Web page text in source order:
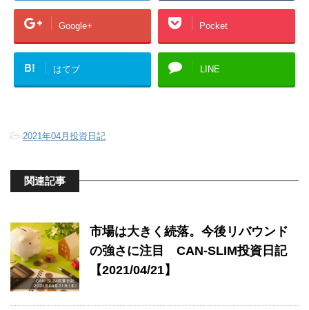
Google+ Pocket
B! はてブ LINE
-2021年04月投資日記
関連記事
市場は大きく続落。今後リバウンド
の強さに注目 CAN-SLIM投資日記
【2021/04/21】